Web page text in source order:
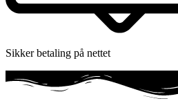
Sikker betaling på nettet